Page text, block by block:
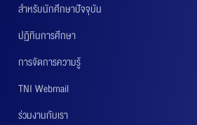
สำหรับนักศึกษาปัจจุบัน
ปฏิทินการศึกษา
การจัดการความรู้
TNI Webmail
ร่วมงานกับเรา